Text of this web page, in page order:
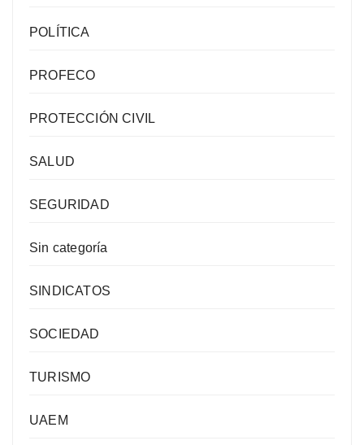
POLÍTICA
PROFECO
PROTECCIÓN CIVIL
SALUD
SEGURIDAD
Sin categoría
SINDICATOS
SOCIEDAD
TURISMO
UAEM